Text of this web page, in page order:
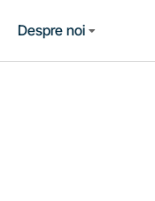
Despre noi